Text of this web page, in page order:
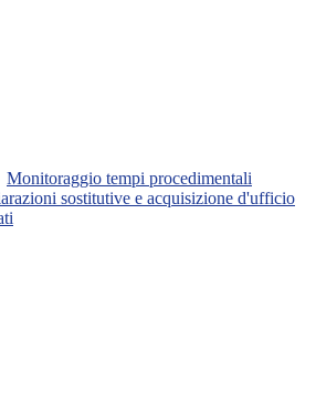
Monitoraggio tempi procedimentali
sostitutive e acquisizione d'ufficio